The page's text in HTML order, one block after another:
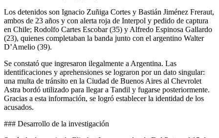
Los detenidos son Ignacio Zuñiga Cortes y Bastián Jiménez Freraut,
ambos de 23 años y con alerta roja de Interpol y pedido de captura
en Chile; Rodolfo Cartes Escobar (35) y Alfredo Espinosa Gallardo
(23), quienes completaban la banda junto con el argentino Walter
D’Amelio (39).
Se constató que ingresaron ilegalmente a Argentina. Las
identificaciones y aprehensiones se lograron por un dato singular:
una multa de tránsito en la Ciudad de Buenos Aires al Chevrolet
Astra bordó utilizado para llegar a Tandil y fugarse posteriormente.
Gracias a esta información, se logró establecer la identidad de los
acusados.
### Desarrollo de la investigación